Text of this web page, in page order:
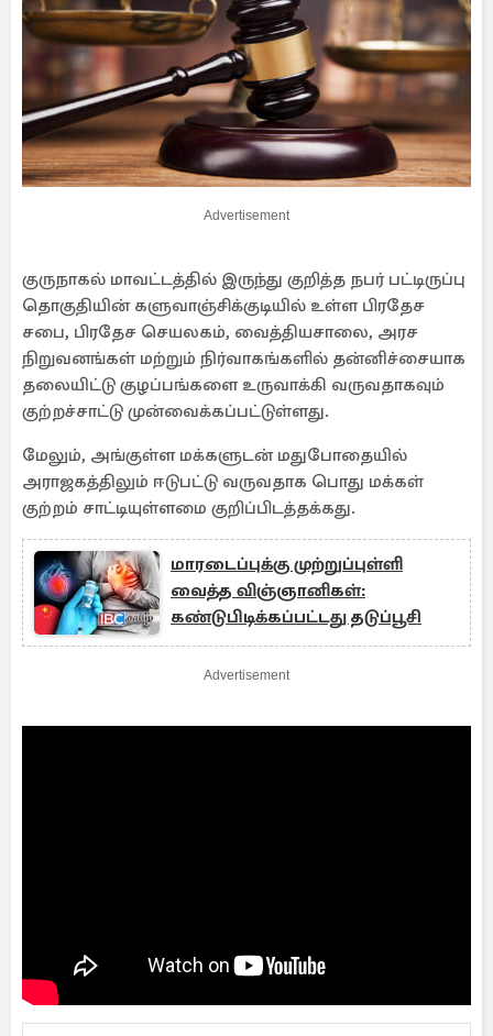
Advertisement
குருநாகல் மாவட்டத்தில் இருந்து குறித்த நபர் பட்டிருப்பு
தொகுதியின் களுவாஞ்சிக்குடியில் உள்ள பிரதேச
சபை, பிரதேச செயலகம், வைத்தியசாலை, அரச
நிறுவனங்கள் மற்றும் நிர்வாகங்களில் தன்னிச்சையாக
தலையிட்டு குழப்பங்களை உருவாக்கி வருவதாகவும்
குற்றச்சாட்டு முன்வைக்கப்பட்டுள்ளது.
மேலும், அங்குள்ள மக்களுடன் மதுபோதையில்
அராஜகத்திலும் ஈடுபட்டு வருவதாக பொது மக்கள்
குற்றம் சாட்டியுள்ளமை குறிப்பிடத்தக்கது.
மாரடைப்புக்கு முற்றுப்புள்ளி
வைத்த விஞ்ஞானிகள்:
கண்டுபிடிக்கப்பட்டது தடுப்பூசி
Advertisement